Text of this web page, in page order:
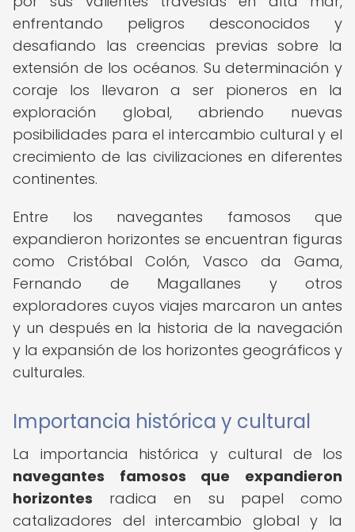
enfrentando peligros desconocidos y
desafiando las creencias previas sobre la
extensión de los océanos. Su determinación y
coraje los llevaron a ser pioneros en la
exploración global, abriendo nuevas
posibilidades para el intercambio cultural y el
crecimiento de las civilizaciones en diferentes
continentes.
Entre los navegantes famosos que
expandieron horizontes se encuentran figuras
como Cristóbal Colón, Vasco da Gama,
Fernando de Magallanes y otros
exploradores cuyos viajes marcaron un antes
y un después en la historia de la navegación
y la expansión de los horizontes geográficos y
culturales.
Importancia histórica y cultural
La importancia histórica y cultural de los
navegantes famosos que expandieron
horizontes radica en su papel como
catalizadores del intercambio global y la